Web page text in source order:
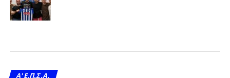
A' Ε.Π.Σ.Α.